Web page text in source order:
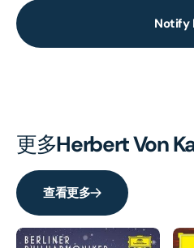
Notify
更多Herbert Von
查看更多